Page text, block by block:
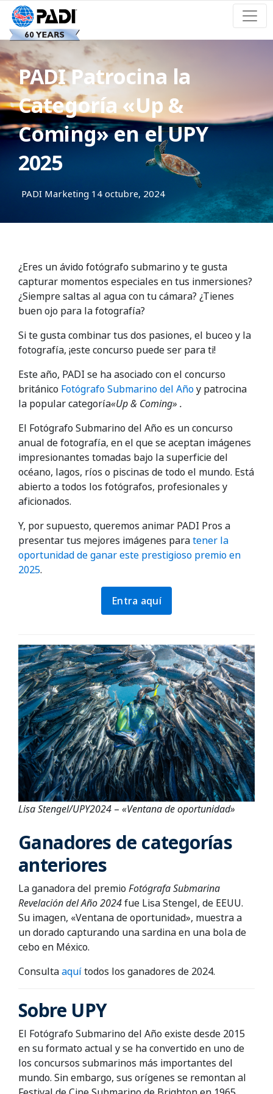
PADI Patrocina la
Categoría «Up &
Coming» en el UPY
2025
PADI Marketing 14 octubre, 2024
¿Eres un ávido fotógrafo submarino y te gusta
capturar momentos especiales en tus inmersiones?
¿Siempre saltas al agua con tu cámara? ¿Tienes
buen ojo para la fotografía?
Si te gusta combinar tus dos pasiones, el buceo y la
fotografía, ¡este concurso puede ser para ti!
Este año, PADI se ha asociado con el concurso
británico Fotógrafo Submarino del Añoy patrocina
la popular categoría«Up & Coming» .
El Fotógrafo Submarino del Año es un concurso
anual de fotografía, en el que se aceptan imágenes
impresionantes tomadas bajo la superficie del
océano, lagos, ríos o piscinas de todo el mundo. Está
abierto a todos los fotógrafos, profesionales y
aficionados.
Y, por supuesto, queremos animar PADI Pros a
presentar tus mejores imágenes paratener la
oportunidad de ganar este prestigioso premio en
2025.
Entra aquí
Lisa Stengel/UPY2024 – «Ventana de oportunidad»
Ganadores de categorías
anteriores
La ganadora del premioFotógrafa Submarina
Revelación del Año2024fue Lisa Stengel, de EEUU.
Su imagen, «Ventana de oportunidad», muestra a
un dorado capturando una sardina en una bola de
cebo en México.
Consultaaquítodos los ganadores de 2024.
Sobre UPY
El Fotógrafo Submarino del Año existe desde 2015
en su formato actual y se ha convertido en uno de
los concursos submarinos más importantes del
mundo. Sin embargo, sus orígenes se remontan al